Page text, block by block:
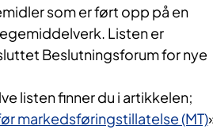
som er ført opp på en
Listen er
Beslutningsforum for nye
listen finner du i artikkelen;
markedsføringstillatelse (MT)